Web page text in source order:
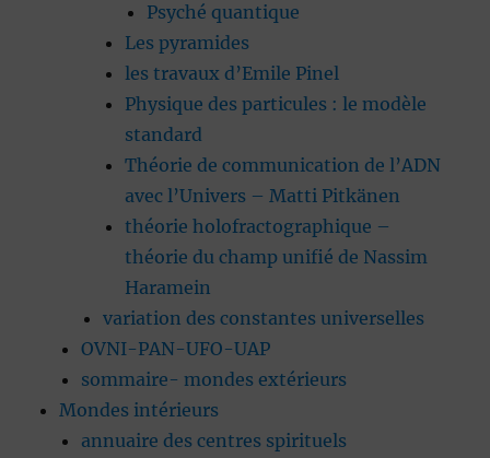
Psyché quantique
Les pyramides
les travaux d’Emile Pinel
Physique des particules : le modèle
standard
Théorie de communication de l’ADN
avec l’Univers – Matti Pitkänen
théorie holofractographique –
théorie du champ unifié de Nassim
Haramein
variation des constantes universelles
OVNI-PAN-UFO-UAP
sommaire- mondes extérieurs
Mondes intérieurs
annuaire des centres spirituels